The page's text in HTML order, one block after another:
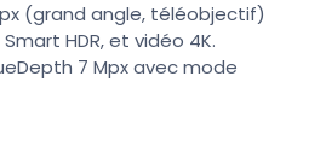
(grand angle, téléobjectif)
HDR, et vidéo 4K.
7 Mpx avec mode